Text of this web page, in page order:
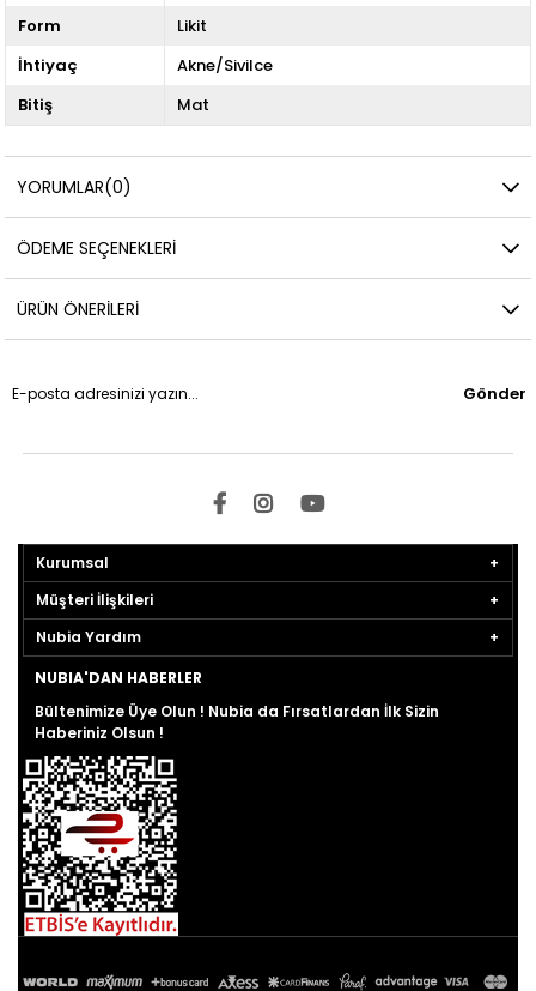
Form
Likit
İhtiyaç
Akne/Sivilce
Bitiş
Mat
YORUMLAR(0)
ÖDEME SEÇENEKLERI
ÜRÜN ÖNERILERI
Gönder
Kurumsal
Müşteri İlişkileri
Nubia Yardım
NUBIA'DAN HABERLER
Bültenimize Üye Olun ! Nubia da Fırsatlardan İlk Sizin
Haberiniz Olsun !